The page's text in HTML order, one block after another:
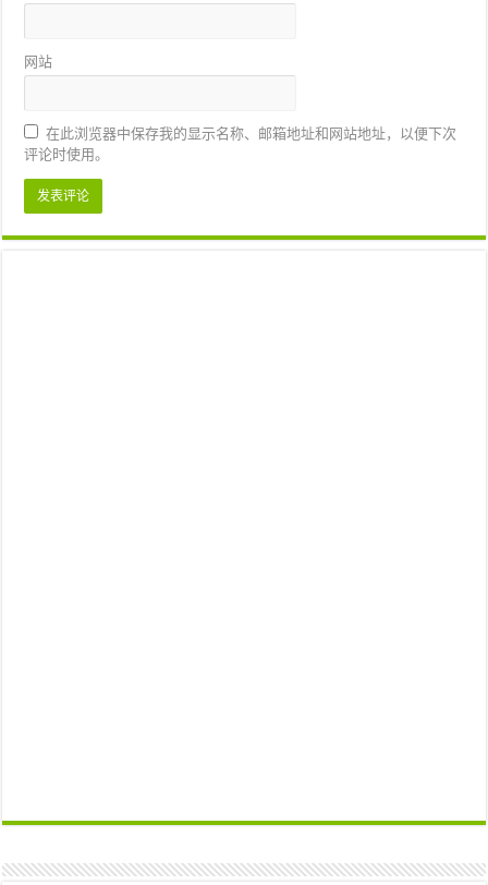
网站
在此浏览器中保存我的显示名称、邮箱地址和网站地址，以便下次
评论时使用。